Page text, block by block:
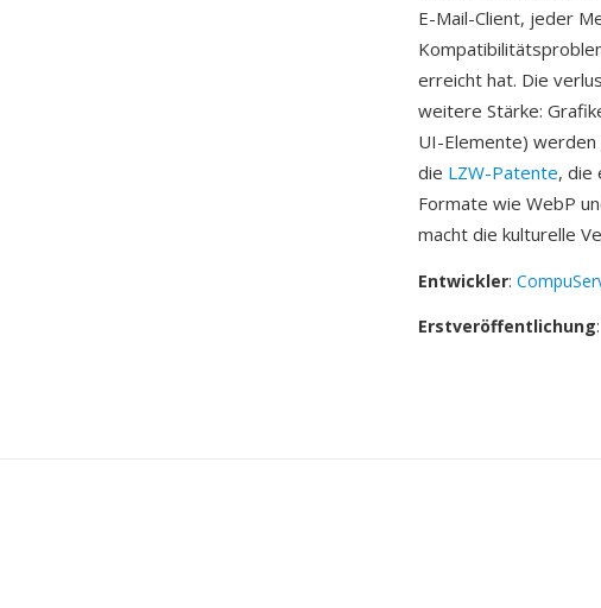
E-Mail-Client, jeder
erreicht hat. Die
weitere Stärke:
UI-Elemente)
die LZW-Patente, die
Formate wie WebP
macht die kulturelle
Entwickler:
Erstveröffentlichung